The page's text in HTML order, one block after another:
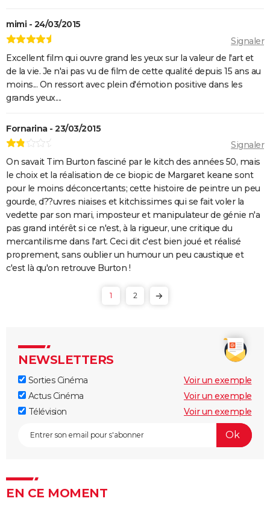
mimi - 24/03/2015
Signaler
Excellent film qui ouvre grand les yeux sur la valeur de l'art et
de la vie. Je n'ai pas vu de film de cette qualité depuis 15 ans au
moins... On ressort avec plein d'émotion positive dans les
grands yeux....
Fornarina - 23/03/2015
Signaler
On savait Tim Burton fasciné par le kitch des années 50, mais
le choix et la réalisation de ce biopic de Margaret keane sont
pour le moins déconcertants; cette histoire de peintre un peu
gourde, d??uvres niaises et kitchissimes qui se fait voler la
vedette par son mari, imposteur et manipulateur de génie n'a
pas grand intérêt si ce n'est, à la rigueur, une critique du
mercantilisme dans l'art. Ceci dit c'est bien joué et réalisé
proprement, sans oublier un humour un peu caustique et
c'est là qu'on retrouve Burton !
1 2
NEWSLETTERS
Sorties Cinéma
Voir un exemple
Actus Cinéma
Voir un exemple
Télévision
Voir un exemple
EN CE MOMENT